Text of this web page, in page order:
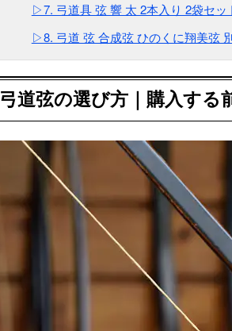
▷7. 弓道具 弦 響 太 2本入り 2袋セッ
▷8. 弓道 弦 合成弦 ひのくに翔美弦
弓道弦の選び方｜購入する